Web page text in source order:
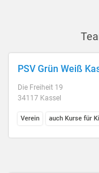
PSV Grün Weiß
Die Freiheit 19
34117 Kassel
Verein auch Kurse für